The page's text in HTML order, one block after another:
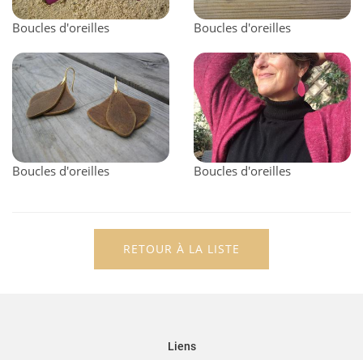
Boucles d'oreilles Boucles d'oreilles
Boucles d'oreilles Boucles d'oreilles
RETOUR À LA LISTE
Liens